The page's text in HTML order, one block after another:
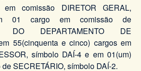
comissão DIRETOR GERAL,
01 cargo em comissão de
DO DEPARTAMENTO DE
55(cinquenta e cinco) cargos em
símbolo DAÍ-4 e em 01(um)
SECRETÁRIO, símbolo DAÍ-2.